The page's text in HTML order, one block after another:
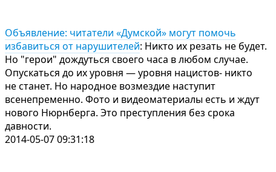
Объявление: читатели «Думской» могут помочь
избавиться от нарушителей: Никто их резать не будет.
Но "герои" дождуться своего часа в любом случае.
Опускаться до их уровня — уровня нацистов- никто
не станет. Но народное возмездие наступит
всенепременно. Фото и видеоматериалы есть и ждут
нового Нюрнберга. Это преступления без срока
давности.
2014-05-07 09:31:18